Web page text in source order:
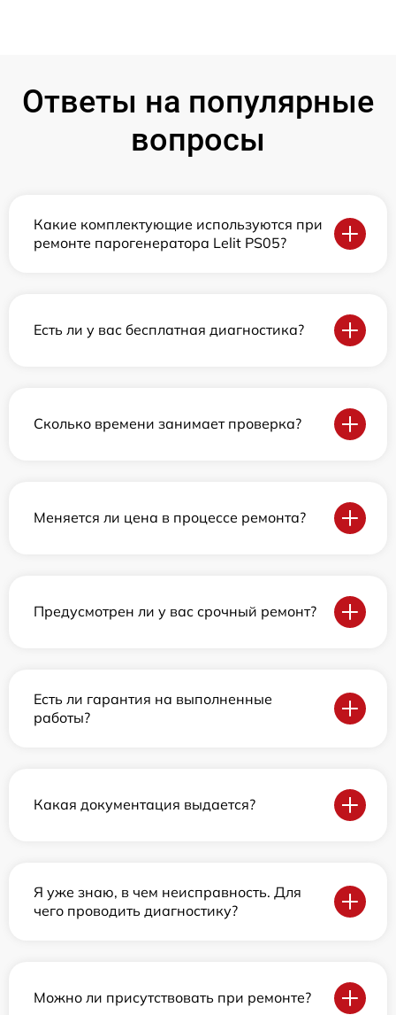
Ответы на популярные
вопросы
Какие комплектующие используются при
ремонте парогенератора Lelit PS05?
Есть ли у вас бесплатная диагностика?
Сколько времени занимает проверка?
Меняется ли цена в процессе ремонта?
Предусмотрен ли у вас срочный ремонт?
Есть ли гарантия на выполненные
работы?
Какая документация выдается?
Я уже знаю, в чем неисправность. Для
чего проводить диагностику?
Можно ли присутствовать при ремонте?